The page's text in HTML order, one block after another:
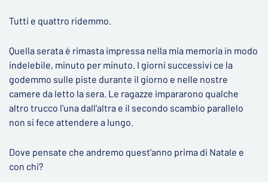
Tutti e quattro ridemmo.
Quella serata è rimasta impressa nella mia memoria in modo
indelebile, minuto per minuto. I giorni successivi ce la
godemmo sulle piste durante il giorno e nelle nostre
camere da letto la sera. Le ragazze impararono qualche
altro trucco l'una dall'altra e il secondo scambio parallelo
non si fece attendere a lungo.
Dove pensate che andremo quest'anno prima di Natale e
con chi?